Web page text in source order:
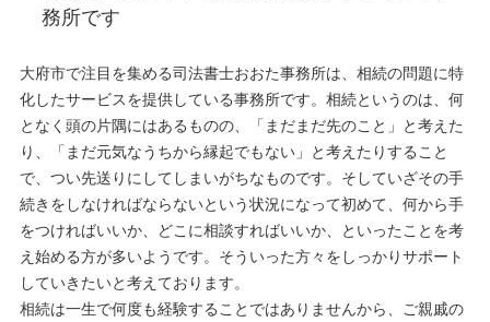
務所です
大府市で注目を集める司法書士おおた事務所は、相続の問題に特
化したサービスを提供している事務所です。相続というのは、何
となく頭の片隅にはあるものの、「まだまだ先のこと」と考えた
り、「まだ元気なうちから縁起でもない」と考えたりすること
で、つい先送りにしてしまいがちなものです。そしていざその手
続きをしなければならないという状況になって初めて、何から手
をつければいいか、どこに相談すればいいか、といったことを考
え始める方が多いようです。そういった方々をしっかりサポート
していきたいと考えております。
相続は一生で何度も経験することではありませんから、ご親戚の